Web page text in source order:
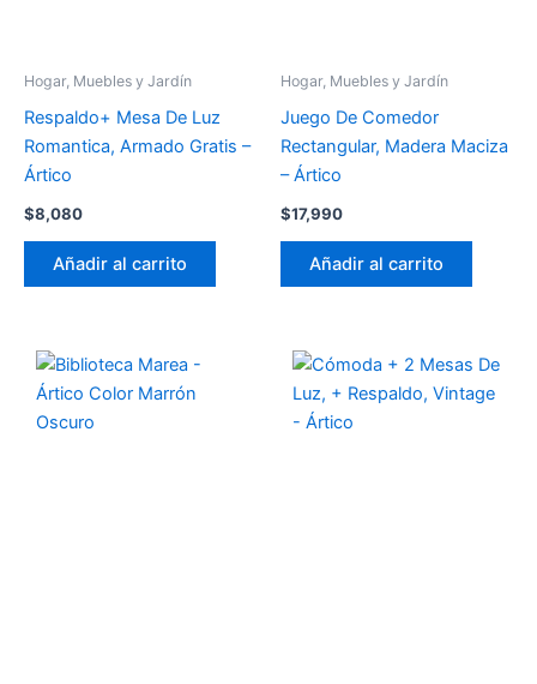
Hogar, Muebles y Jardín
Respaldo+ Mesa De Luz
Romantica, Armado Gratis –
Ártico
$8,080
Añadir al carrito
Hogar, Muebles y Jardín
Juego De Comedor
Rectangular, Madera Maciza
– Ártico
$17,990
Añadir al carrito